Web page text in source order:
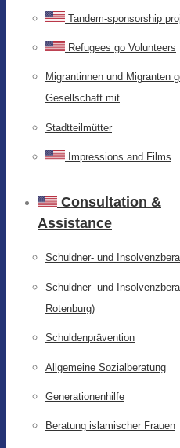
Tandem-sponsorship
Refugees go Volunteers
Migrantinnen und Migranten
Gesellschaft mit
Stadtteilmütter
Impressions and Films
Consultation &
Assistance
Schuldner- und
Schuldner- und
Rotenburg)
Schuldenprävention
Allgemeine Sozialberatung
Generationenhilfe
Beratung islamischer Frauen